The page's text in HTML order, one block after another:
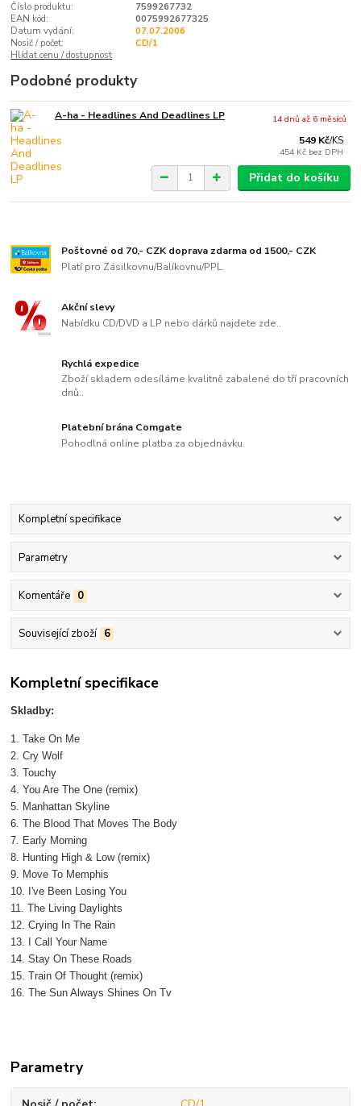
Číslo produktu:
7599267732
EAN kód:
0075992677325
Datum vydání:
07.07.2006
Nosič / počet:
CD/1
Hlídat cenu / dostupnost
Podobné produkty
A-ha - Headlines And Deadlines LP
549 Kč/KS
454 Kč bez DPH
14 dnů až 6 měsíců
Přidat do košíku
Poštovné od 70,- CZK doprava zdarma od 1500,- CZK
Platí pro Zásilkovnu/Balíkovnu/PPL.
Akční slevy
Nabídku CD/DVD a LP nebo dárků najdete zde..
Rychlá expedice
Zboží skladem odesíláme kvalitně zabalené do tří pracovních
dnů..
Platební brána Comgate
Pohodlná online platba za objednávku.
Kompletní specifikace
Parametry
Komentáře 0
Související zboží 6
Kompletní specifikace
Skladby:
1. Take On Me
2. Cry Wolf
3. Touchy
4. You Are The One (remix)
5. Manhattan Skyline
6. The Blood That Moves The Body
7. Early Morning
8. Hunting High & Low (remix)
9. Move To Memphis
10. I've Been Losing You
11. The Living Daylights
12. Crying In The Rain
13. I Call Your Name
14. Stay On These Roads
15. Train Of Thought (remix)
16. The Sun Always Shines On Tv
Parametry